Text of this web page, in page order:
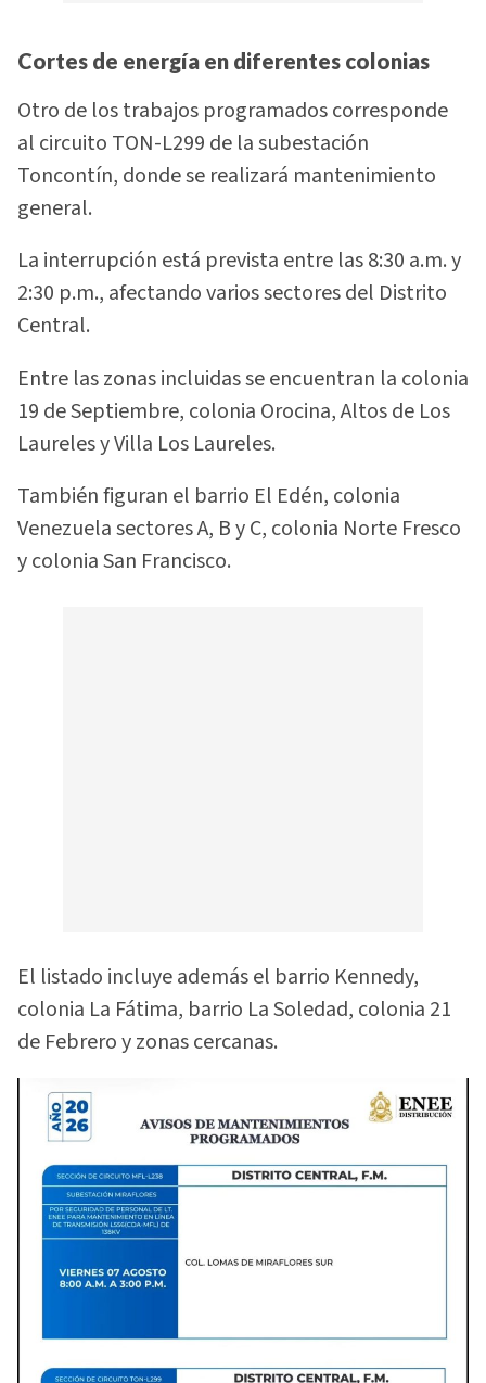
Cortes de energía en diferentes colonias
Otro de los trabajos programados corresponde
al circuito TON-L299 de la subestación
Toncontín, donde se realizará mantenimiento
general.
La interrupción está prevista entre las 8:30 a.m. y
2:30 p.m., afectando varios sectores del Distrito
Central.
Entre las zonas incluidas se encuentran la colonia
19 de Septiembre, colonia Orocina, Altos de Los
Laureles y Villa Los Laureles.
También figuran el barrio El Edén, colonia
Venezuela sectores A, B y C, colonia Norte Fresco
y colonia San Francisco.
El listado incluye además el barrio Kennedy,
colonia La Fátima, barrio La Soledad, colonia 21
de Febrero y zonas cercanas.